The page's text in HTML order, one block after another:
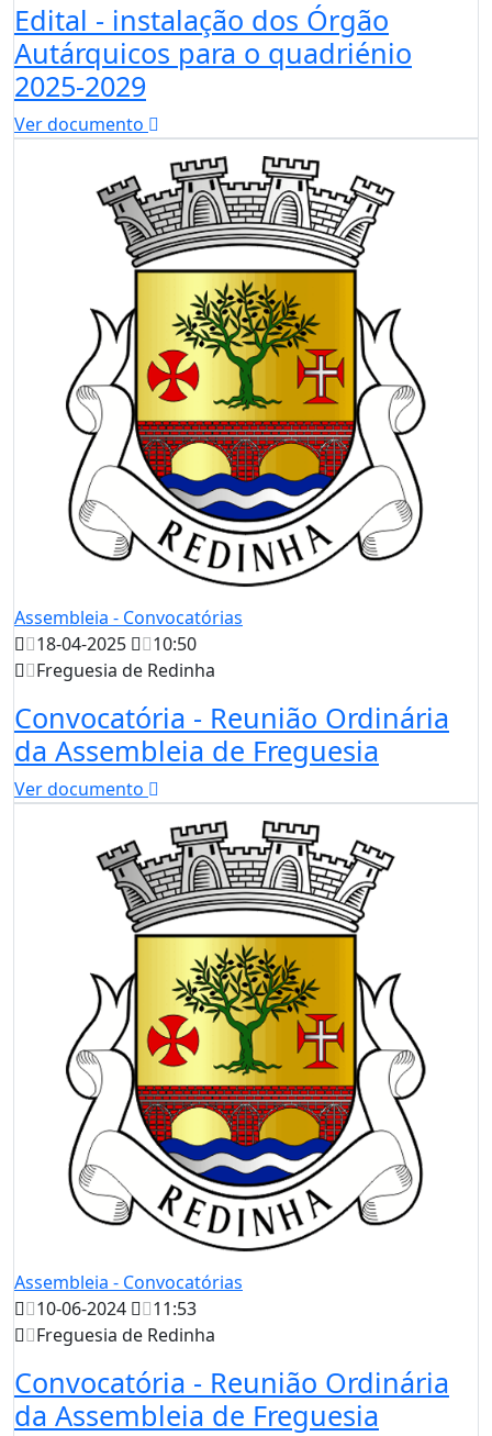
Edital - instalação dos Órgão
Autárquicos para o quadriénio
2025-2029
Ver documento
Assembleia - Convocatórias
18-04-2025
10:50
Freguesia de Redinha
Convocatória - Reunião Ordinária
da Assembleia de Freguesia
Ver documento
Assembleia - Convocatórias
10-06-2024
11:53
Freguesia de Redinha
Convocatória - Reunião Ordinária
da Assembleia de Freguesia